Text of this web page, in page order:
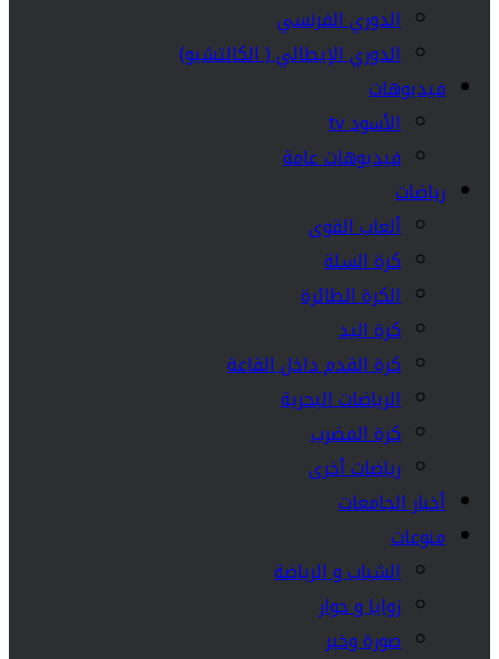
الدوري الفرنسي
الدوري الإيطالي ( الكالتشيو)
فيديوهات
الأسود tv
فيديوهات عامة
رياضات
ألعاب القوى
كرة السلة
الكرة الطائرة
كرة اليد
كرة القدم داخل القاعة
الرياضات البحرية
كرة المضرب
رياضات أخرى
أخبار الجامعات
منوعات
الشباب و الرياضة
زوايا و حوار
صورة وخبر